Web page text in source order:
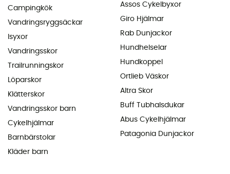
Campingkök
Vandringsryggsäckar
Isyxor
Vandringsskor
Trailrunningskor
Löparskor
Klätterskor
Vandringsskor barn
Cykelhjälmar
Barnbärstolar
Kläder barn
Assos Cykelbyxor
Giro Hjälmar
Rab Dunjackor
Hundhelselar
Hundkoppel
Ortlieb Väskor
Altra Skor
Buff Tubhalsdukar
Abus Cykelhjälmar
Patagonia Dunjackor